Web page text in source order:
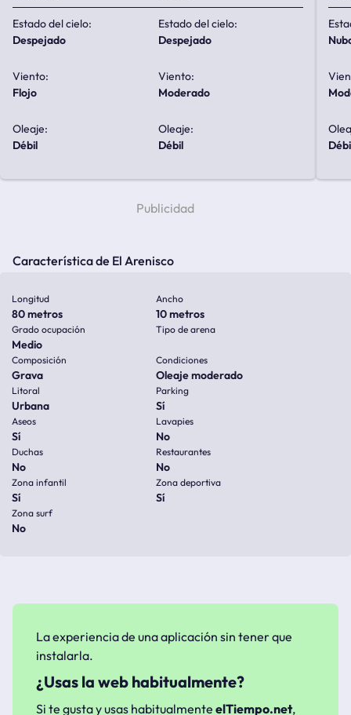
Estado del cielo:
despejado
Viento:
flojo
Oleaje:
débil
Estado del cielo:
despejado
Viento:
moderado
Oleaje:
débil
Característica de El Arenisco
Longitud
80 metros
Ancho
10 metros
Grado ocupación
Medio
Tipo de arena
Composición
Grava
Condiciones
Oleaje moderado
Litoral
Urbana
Parking
Sí
Aseos
Sí
Lavapies
No
Duchas
No
Restaurantes
No
Zona infantil
Sí
Zona deportiva
Sí
Zona surf
No
La experiencia de una aplicación sin tener que
instalarla.
¿Usas la web habitualmente?
Si te gusta y usas habitualmente elTiempo.net,